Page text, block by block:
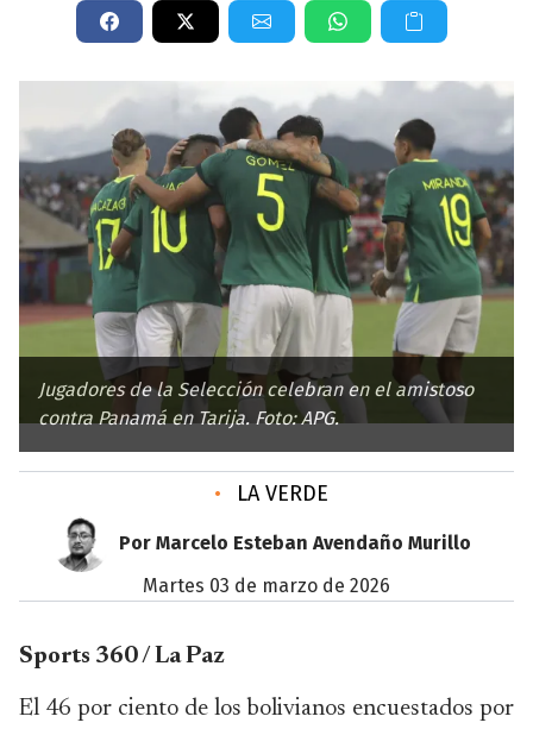
Jugadores de la Selección celebran en el amistoso
contra Panamá en Tarija. Foto: APG.
• LA VERDE
Por Marcelo Esteban Avendaño Murillo
martes 03 de marzo de 2026
Sports 360 / La Paz
El 46 por ciento de los bolivianos encuestados por